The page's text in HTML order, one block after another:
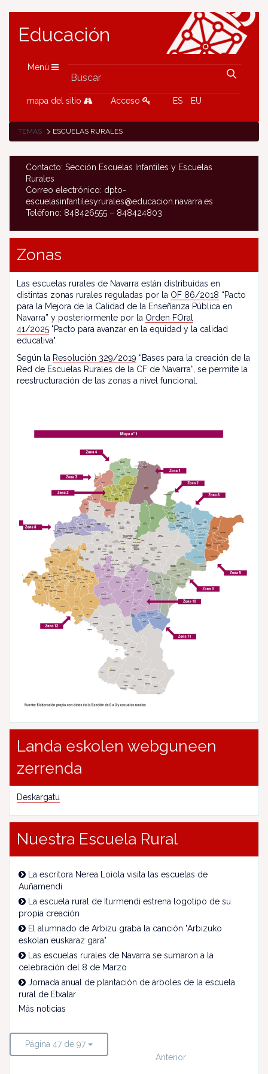
Educación
Menú
mapa del sitio Acceso ES EU
TEMAS ESCUELAS RURALES
Contacto: Sección Escuelas Infantiles y Escuelas
Rurales
Correo electrónico: dpto-
escuelasinfantilesyrurales@educacion.navarra.es
Teléfono: 848426555 – 848424803
Zonas
Las escuelas rurales de Navarra están distribuidas en
distintas zonas rurales reguladas por la OF 86/2018 “Pacto
para la Mejora de la Calidad de la Enseñanza Pública en
Navarra” y posteriormente por la Orden FOral
41/2025 "Pacto para avanzar en la equidad y la calidad
educativa".
Según la Resolución 329/2019 “Bases para la creación de la
Red de Escuelas Rurales de la CF de Navarra”, se permite la
reestructuración de las zonas a nivel funcional.
Landa eskolen webguneen
zerrenda
Deskargatu
Nuestra Escuela Rural
La escritora Nerea Loiola visita las escuelas de
Auñamendi
La escuela rural de Iturmendi estrena logotipo de su
propia creación
El alumnado de Arbizu graba la canción "Arbizuko
eskolan euskaraz gara"
Las escuelas rurales de Navarra se sumaron a la
celebración del 8 de Marzo
Jornada anual de plantación de árboles de la escuela
rural de Etxalar
Más noticias
Página 47 de 97
Anterior